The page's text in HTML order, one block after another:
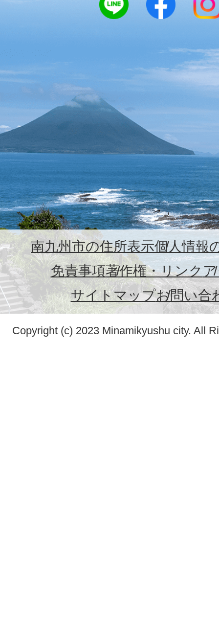
南九州市の住所表示個人情報
免責事項著作権・リンク
サイトマップお問い合
Copyright (c) 2023 Minamikyushu city. All